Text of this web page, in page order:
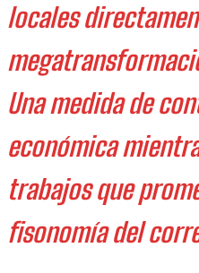
locales
Una medida de
económica
trabajos que
fisonomía del